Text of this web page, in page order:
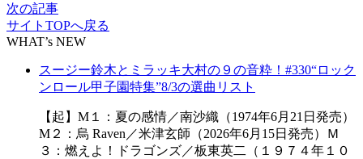
次の記事
サイトTOPへ戻る
WHAT’s NEW
スージー鈴木とミラッキ大村の９の音粋！#330“ロック
ンロール甲子園特集”8/3の選曲リスト
【起】M１：夏の感情／南沙織（1974年6月21日発売）
M２：烏 Raven／米津玄師（2026年6月15日発売）Ｍ
３：燃えよ！ドラゴンズ／板東英二（１９７４年１０